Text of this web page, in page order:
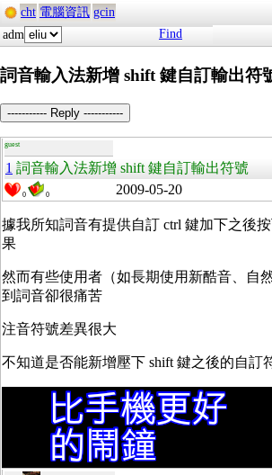
cht 電腦資訊 gcin
adm
Find
詞音輸入法新增 shift 鍵自訂輸出符
----------- Reply -----------
guest
1 詞音輸入法新增 shift 鍵自訂輸出符號
0 0 2009-05-20
據我所知詞音有提供自訂 ctrl 鍵加下之後
果
然而有些使用者（如長期使用新酷音、自
到詞音卻很痛苦
注音符號差異很大
不知道是否能新增壓下 shift 鍵之後的自訂